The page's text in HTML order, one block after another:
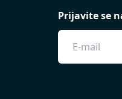
Prijavite se